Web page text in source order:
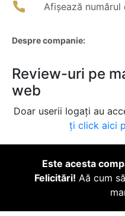
Afișează numărul
Despre companie:
Review-uri pe
web
Doar userii logați au
ți click aici
Este acesta
Felicitări! Aă cum